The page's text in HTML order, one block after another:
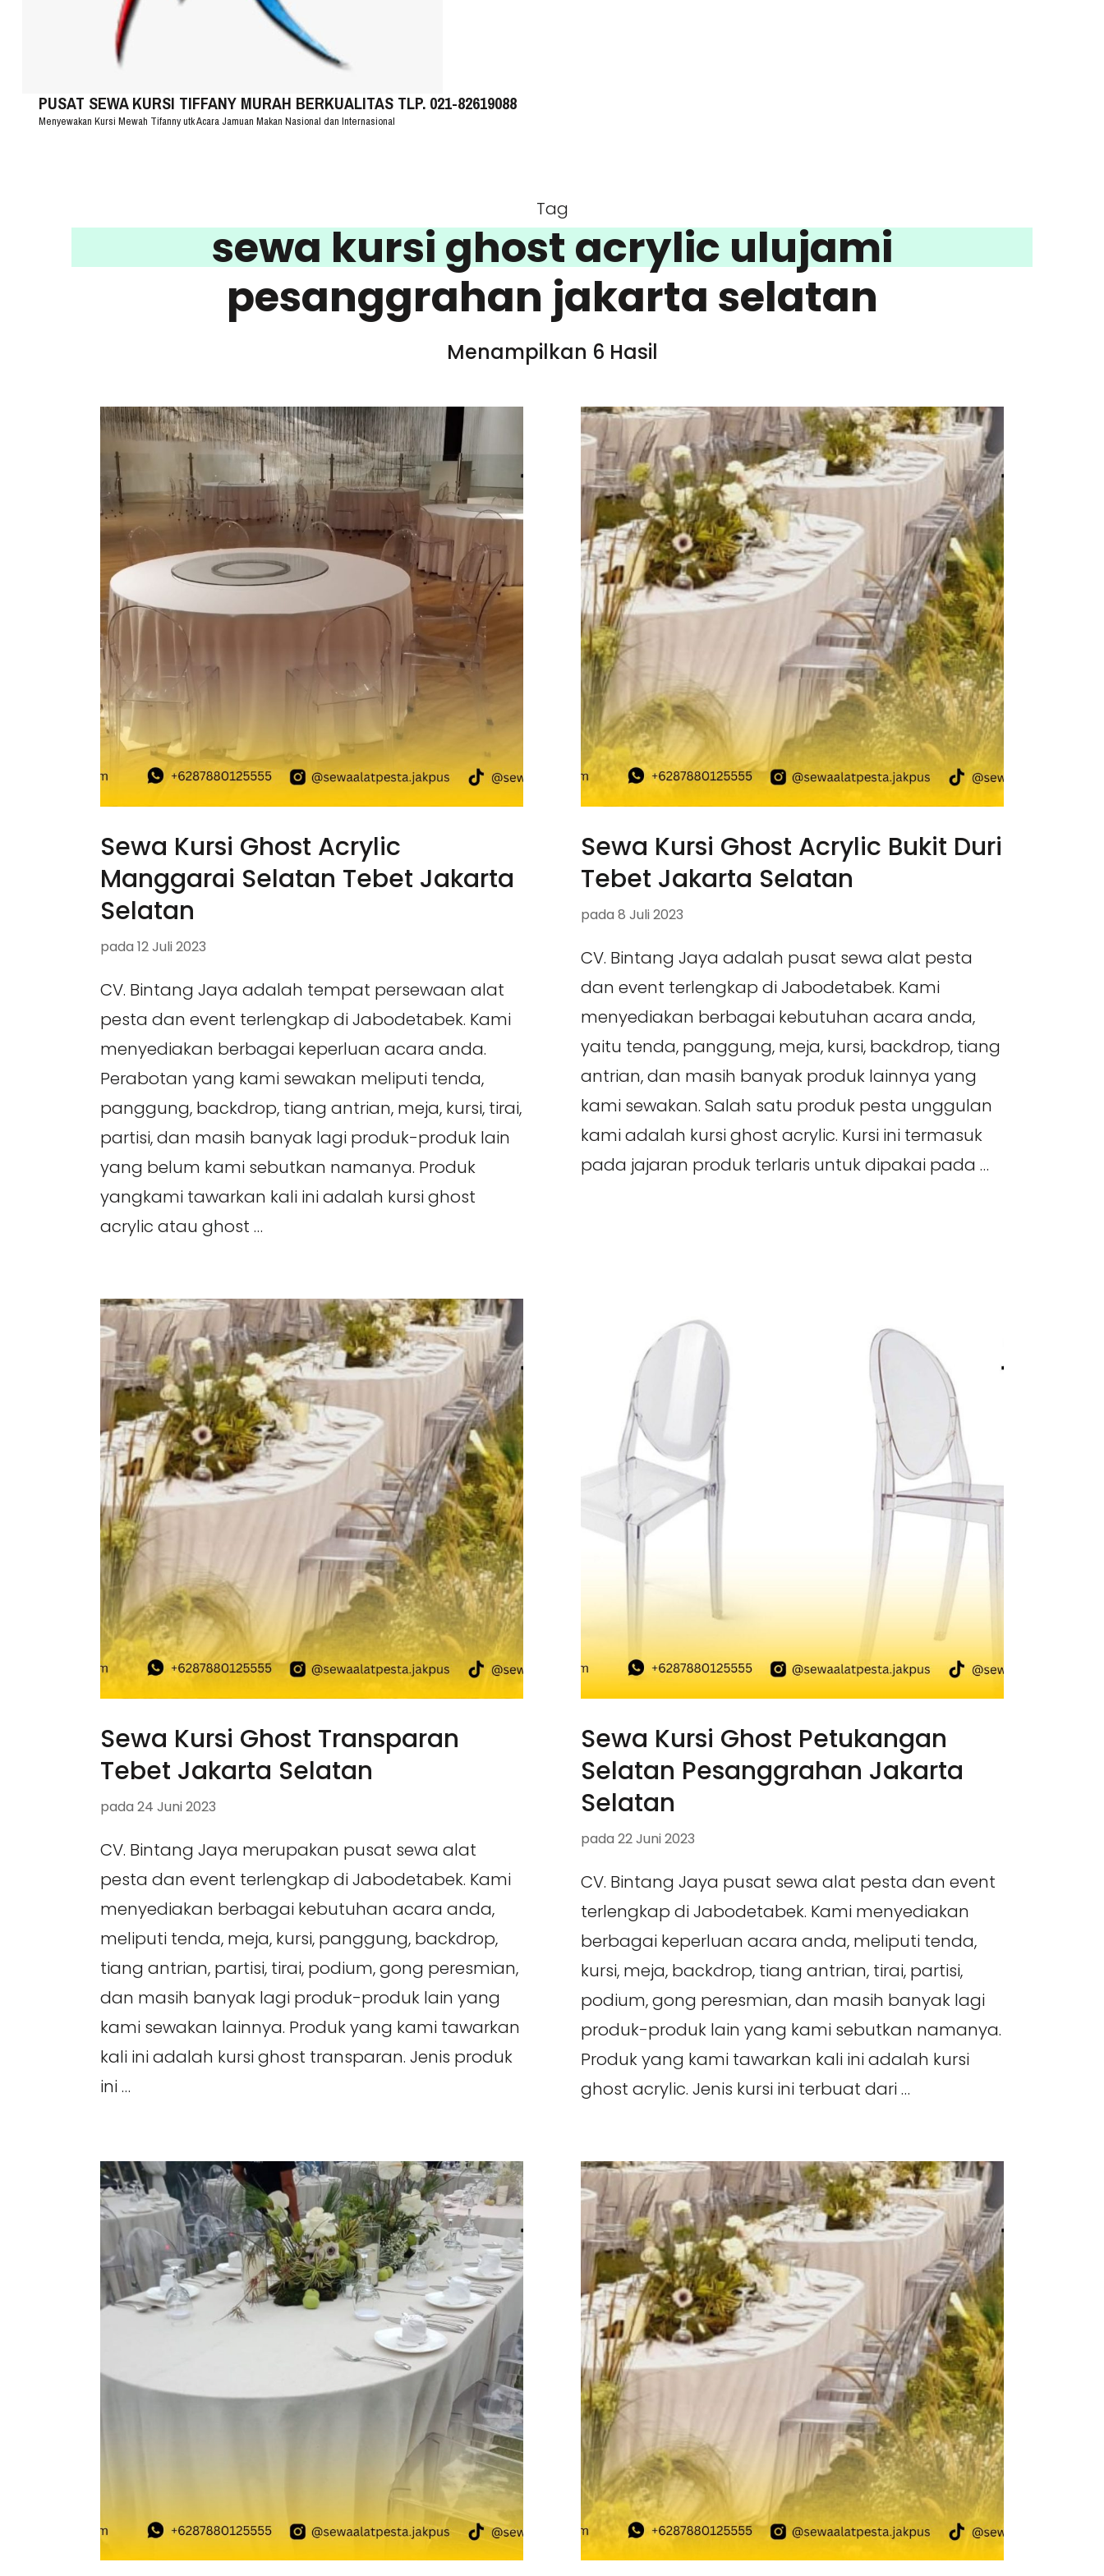
PUSAT SEWA KURSI TIFFANY MURAH BERKUALITAS TLP. 021-82619088
Menyewakan Kursi Mewah Tifanny utk Acara Jamuan Makan Nasional dan Internasional
Tag
sewa kursi ghost acrylic ulujami
pesanggrahan jakarta selatan
Menampilkan 6 Hasil
Sewa Kursi Ghost Acrylic
Manggarai Selatan Tebet Jakarta
Selatan
pada 12 Juli 2023
CV. Bintang Jaya adalah tempat persewaan alat
pesta dan event terlengkap di Jabodetabek. Kami
menyediakan berbagai keperluan acara anda.
Perabotan yang kami sewakan meliputi tenda,
panggung, backdrop, tiang antrian, meja, kursi, tirai,
partisi, dan masih banyak lagi produk-produk lain
yang belum kami sebutkan namanya. Produk
yangkami tawarkan kali ini adalah kursi ghost
acrylic atau ghost …
Sewa Kursi Ghost Acrylic Bukit Duri
Tebet Jakarta Selatan
pada 8 Juli 2023
CV. Bintang Jaya adalah pusat sewa alat pesta
dan event terlengkap di Jabodetabek. Kami
menyediakan berbagai kebutuhan acara anda,
yaitu tenda, panggung, meja, kursi, backdrop, tiang
antrian, dan masih banyak produk lainnya yang
kami sewakan. Salah satu produk pesta unggulan
kami adalah kursi ghost acrylic. Kursi ini termasuk
pada jajaran produk terlaris untuk dipakai pada …
Sewa Kursi Ghost Transparan
Tebet Jakarta Selatan
pada 24 Juni 2023
CV. Bintang Jaya merupakan pusat sewa alat
pesta dan event terlengkap di Jabodetabek. Kami
menyediakan berbagai kebutuhan acara anda,
meliputi tenda, meja, kursi, panggung, backdrop,
tiang antrian, partisi, tirai, podium, gong peresmian,
dan masih banyak lagi produk-produk lain yang
kami sewakan lainnya. Produk yang kami tawarkan
kali ini adalah kursi ghost transparan. Jenis produk
ini …
Sewa Kursi Ghost Petukangan
Selatan Pesanggrahan Jakarta
Selatan
pada 22 Juni 2023
CV. Bintang Jaya pusat sewa alat pesta dan event
terlengkap di Jabodetabek. Kami menyediakan
berbagai keperluan acara anda, meliputi tenda,
kursi, meja, backdrop, tiang antrian, tirai, partisi,
podium, gong peresmian, dan masih banyak lagi
produk-produk lain yang kami sebutkan namanya.
Produk yang kami tawarkan kali ini adalah kursi
ghost acrylic. Jenis kursi ini terbuat dari …